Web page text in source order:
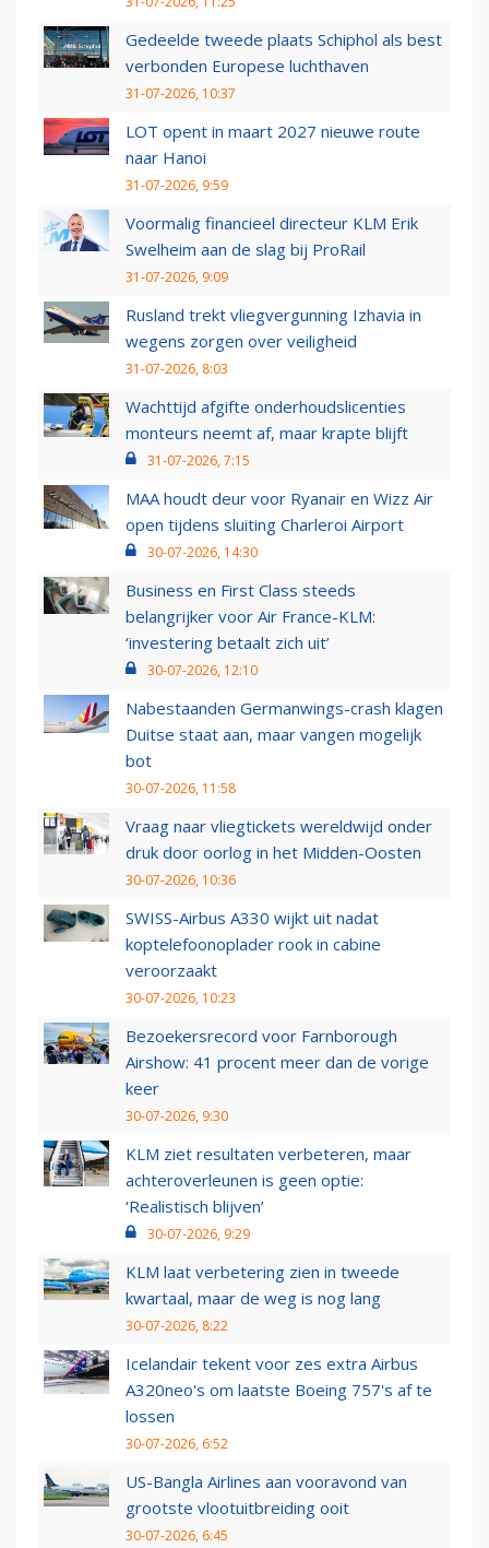
Gedeelde tweede plaats Schiphol als best
verbonden Europese luchthaven
31-07-2026, 10:37
LOT opent in maart 2027 nieuwe route
naar Hanoi
31-07-2026, 9:59
Voormalig financieel directeur KLM Erik
Swelheim aan de slag bij ProRail
31-07-2026, 9:09
Rusland trekt vliegvergunning Izhavia in
wegens zorgen over veiligheid
31-07-2026, 8:03
Wachttijd afgifte onderhoudslicenties
monteurs neemt af, maar krapte blijft
31-07-2026, 7:15
MAA houdt deur voor Ryanair en Wizz Air
open tijdens sluiting Charleroi Airport
30-07-2026, 14:30
Business en First Class steeds
belangrijker voor Air France-KLM:
‘investering betaalt zich uit’
30-07-2026, 12:10
Nabestaanden Germanwings-crash klagen
Duitse staat aan, maar vangen mogelijk
bot
30-07-2026, 11:58
Vraag naar vliegtickets wereldwijd onder
druk door oorlog in het Midden-Oosten
30-07-2026, 10:36
SWISS-Airbus A330 wijkt uit nadat
koptelefoonoplader rook in cabine
veroorzaakt
30-07-2026, 10:23
Bezoekersrecord voor Farnborough
Airshow: 41 procent meer dan de vorige
keer
30-07-2026, 9:30
KLM ziet resultaten verbeteren, maar
achteroverleunen is geen optie:
‘Realistisch blijven’
30-07-2026, 9:29
KLM laat verbetering zien in tweede
kwartaal, maar de weg is nog lang
30-07-2026, 8:22
Icelandair tekent voor zes extra Airbus
A320neo's om laatste Boeing 757's af te
lossen
30-07-2026, 6:52
US-Bangla Airlines aan vooravond van
grootste vlootuitbreiding ooit
30-07-2026, 6:45